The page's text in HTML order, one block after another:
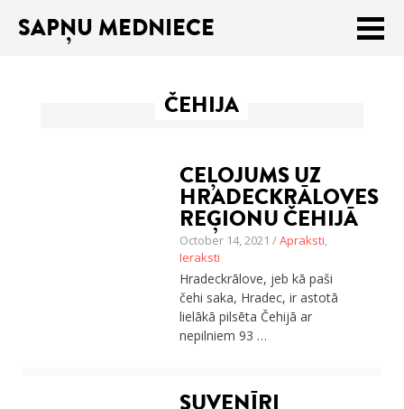
Meklēt:
Sākums
Praktiski ieteikumi
Publikācijas
Par mums
SAPŅU MEDNIECE
ČEHIJA
CEĻOJUMS UZ
HRADECKRĀLOVES
REĢIONU ČEHIJĀ
October 14, 2021 /Apraksti,
Ieraksti
Hradeckrālove, jeb kā paši
čehi saka, Hradec, ir astotā
lielākā pilsēta Čehijā ar
nepilniem 93 …
SUVENĪRI